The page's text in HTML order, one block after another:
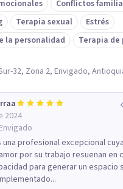
Conflictos
Terapia sexual
Estrés
la personalidad
Terapia de
32, Zona 2, Envigado,
2024
Envigado
una profesional excepcional cuya
por su trabajo resuenan en
para generar un espacio